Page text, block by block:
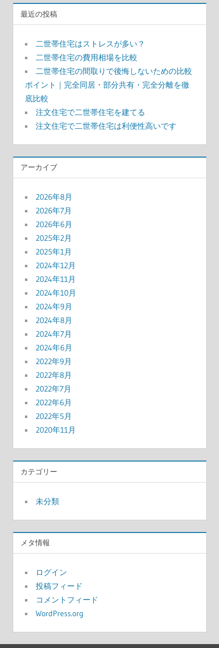
最近の投稿
二世帯住宅はストレスが多い？
二世帯住宅の費用相場を比較
二世帯住宅の間取りで後悔しないための比較
ポイント｜完全同居・部分共有・完全分離を徹
底比較
注文住宅で二世帯住宅を建てる
注文住宅で二世帯住宅は利便性高いです
アーカイブ
2026年8月
2026年7月
2026年6月
2025年2月
2025年1月
2024年12月
2024年11月
2024年10月
2024年9月
2024年8月
2024年7月
2024年6月
2022年9月
2022年8月
2022年7月
2022年6月
2022年5月
2020年11月
カテゴリー
未分類
メタ情報
ログイン
投稿フィード
コメントフィード
WordPress.org